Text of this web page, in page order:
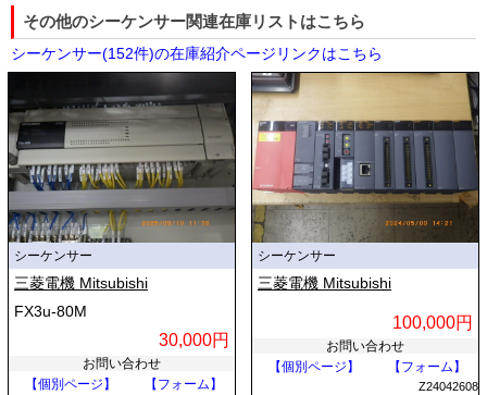
その他のシーケンサー関連在庫リストはこちら
シーケンサー(152件)の在庫紹介ページリンクはこちら
シーケンサー
三菱電機 Mitsubishi
FX3u-80M
30,000円
お問い合わせ
【個別ページ】
【フォーム】
シーケンサー
三菱電機 Mitsubishi
100,000円
お問い合わせ
【個別ページ】
【フォーム】
Z24042608